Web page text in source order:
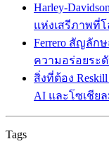
Harley-
แห่งเสรีภาพที่
Ferrero สัญลัก
ความอร่อยระ
สิ่งที่ต้อง
AI และโซเชียล
Tags